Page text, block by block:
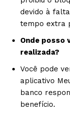
devido à
tempo extra
Onde posso
realizada?
Você pode
aplicativo
banco
benefício.